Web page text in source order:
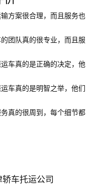
方案很合理，而且服务也
团队真的很专业，而且服
车真的是正确的决定，他
车真的是明智之举，他们
真的很周到，每个细节都
轿车托运公司